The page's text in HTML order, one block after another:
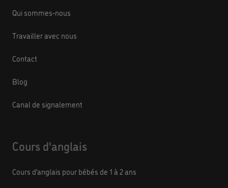
Qui sommes-nous
Travailler avec nous
Contact
Blog
Canal de signalement
Cours d'anglais
Cours d’anglais pour bébés de 1 à 2 ans